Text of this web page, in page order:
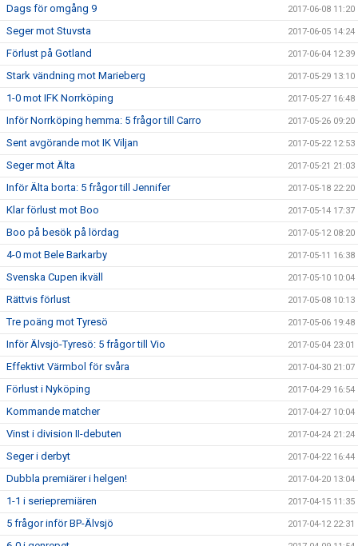
Dags för omgång 9 2017-06-08 11:20
Seger mot Stuvsta 2017-06-05 14:24
Förlust på Gotland 2017-06-04 12:39
Stark vändning mot Marieberg 2017-05-29 13:10
1-0 mot IFK Norrköping 2017-05-27 16:48
Inför Norrköping hemma: 5 frågor till Carro 2017-05-26 09:20
Sent avgörande mot IK Viljan 2017-05-22 12:53
Seger mot Älta 2017-05-21 21:03
Inför Älta borta: 5 frågor till Jennifer 2017-05-18 22:20
Klar förlust mot Boo 2017-05-14 17:37
Boo på besök på lördag 2017-05-12 08:20
4-0 mot Bele Barkarby 2017-05-11 16:38
Svenska Cupen ikväll 2017-05-10 10:04
Rättvis förlust 2017-05-08 10:13
Tre poäng mot Tyresö 2017-05-06 19:48
Inför Älvsjö-Tyresö: 5 frågor till Vio 2017-05-04 23:01
Effektivt Värmbol för svåra 2017-04-30 21:07
Förlust i Nyköping 2017-04-29 16:54
Kommande matcher 2017-04-27 10:04
Vinst i division II-debuten 2017-04-24 21:24
Seger i derbyt 2017-04-22 16:44
Dubbla premiärer i helgen! 2017-04-20 13:04
1-1 i seriepremiären 2017-04-15 11:35
5 frågor inför BP-Älvsjö 2017-04-12 22:31